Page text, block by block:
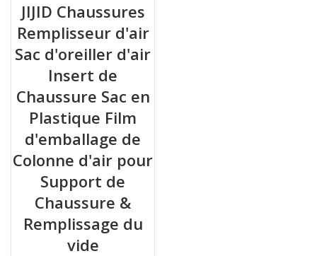
JIJID Chaussures
Remplisseur d'air
Sac d'oreiller d'air
Insert de
Chaussure Sac en
Plastique Film
d'emballage de
Colonne d'air pour
Support de
Chaussure &
Remplissage du
vide